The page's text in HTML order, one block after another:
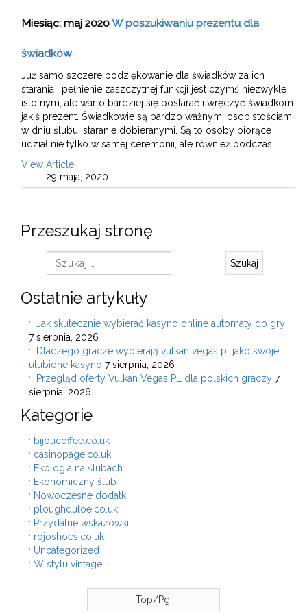
Miesiąc: maj 2020W poszukiwaniu prezentu dla
świadków
Już samo szczere podziękowanie dla świadków za ich
starania i pełnienie zaszczytnej funkcji jest czymś niezwykle
istotnym, ale warto bardziej się postarać i wręczyć świadkom
jakiś prezent. Świadkowie są bardzo ważnymi osobistościami
w dniu ślubu, staranie dobieranymi. Są to osoby biorące
udział nie tylko w samej ceremonii, ale również podczas
View Article...
29 maja, 2020
Przeszukaj stronę
Szukaj:
Ostatnie artykuły
Jak skutecznie wybierać kasyno online automaty do gry
7 sierpnia, 2026
Dlaczego gracze wybierają vulkan vegas pl jako swoje
ulubione kasyno 7 sierpnia, 2026
Przegląd oferty Vulkan Vegas PL dla polskich graczy 7
sierpnia, 2026
Kategorie
bijoucoffee.co.uk
casinopage.co.uk
Ekologia na ślubach
Ekonomiczny ślub
Nowoczesne dodatki
ploughduloe.co.uk
Przydatne wskazówki
rojoshoes.co.uk
Uncategorized
W stylu vintage
Top/Pg.